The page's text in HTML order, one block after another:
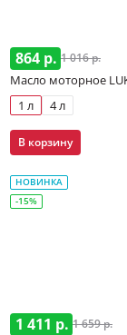
864 р. 1 016 р.
Масло моторное
1 л
4 л
В корзину
НОВИНКА
-15%
1 411 р. 1 659 р.